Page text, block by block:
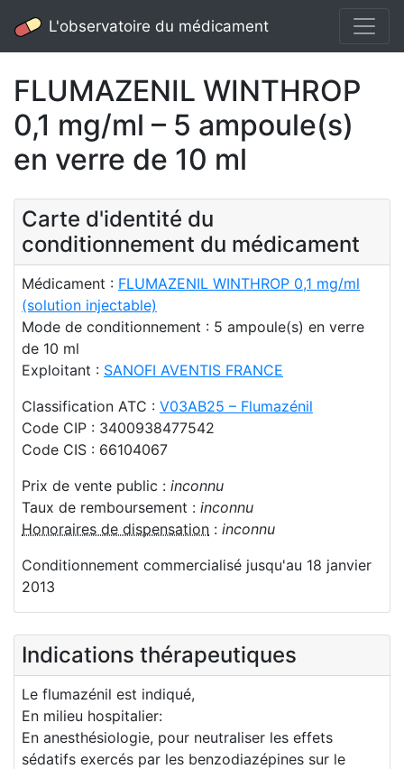
L'observatoire du médicament
FLUMAZENIL WINTHROP
0,1 mg/ml – 5 ampoule(s)
en verre de 10 ml
Carte d'identité du
conditionnement du médicament
Médicament : FLUMAZENIL WINTHROP 0,1 mg/ml
(solution injectable)
Mode de conditionnement : 5 ampoule(s) en verre
de 10 ml
Exploitant : SANOFI AVENTIS FRANCE
Classification ATC : V03AB25 – Flumazénil
Code CIP : 3400938477542
Code CIS : 66104067
Prix de vente public : inconnu
Taux de remboursement : inconnu
Honoraires de dispensation : inconnu
Conditionnement commercialisé jusqu'au 18 janvier
2013
Indications thérapeutiques
Le flumazénil est indiqué,
En milieu hospitalier:
En anesthésiologie, pour neutraliser les effets
sédatifs exercés par les benzodiazépines sur le